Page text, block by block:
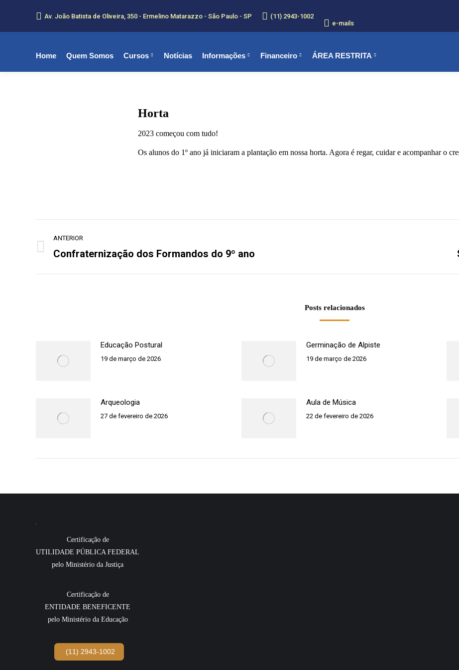
Av. João Batista de Oliveira, 350 - Ermelino Matarazzo - São Paulo - SP
(11) 2943-1002
e-mails
Home Quem Somos Cursos Notícias Informações Financeiro ÁREA RESTRITA
Horta
2023 começou com tudo!
Os alunos do 1º ano já iniciaram a plantação em nossa horta. Agora é regar, cuidar e acompanhar o
ANTERIOR
Post
Confraternização dos Formandos do 9º ano
Posts relacionados
Educação Postural
19 de março de 2026
Germinação de Alpiste
19 de março de 2026
Arqueologia
27 de fevereiro de 2026
Aula de Música
22 de fevereiro de 2026
Certificação de
UTILIDADE PÚBLICA FEDERAL
pelo Ministério da Justiça
Certificação de
ENTIDADE BENEFICENTE
pelo Ministério da Educação
(11) 2943-1002